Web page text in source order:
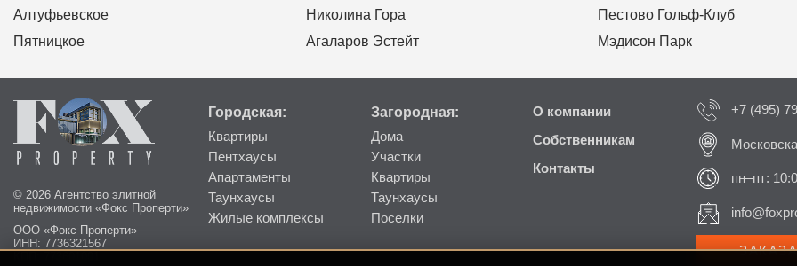
Алтуфьевское
Пятницкое
Николина Гора
Агаларов Эстейт
Пестово Гольф-Клуб
Мэдисон Парк
© 2026 Агентство элитной
недвижимости «Фокс Проперти»
ООО «Фокс Проперти»
ИНН: 7736321567
Городская:
Квартиры
Пентхаусы
Апартаменты
Таунхаусы
Жилые комплексы
Загородная:
Дома
Участки
Квартиры
Таунхаусы
Поселки
О компании
Собственникам
Контакты
+7 (495)
пн–пт: